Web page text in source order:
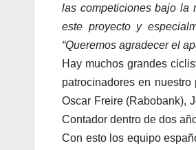
las competiciones bajo la
este proyecto y
“Queremos agradecer el
Hay muchos grandes
patrocinadores en
Oscar Freire (Rabobank),
Contador dentro de dos
Con esto los equipo